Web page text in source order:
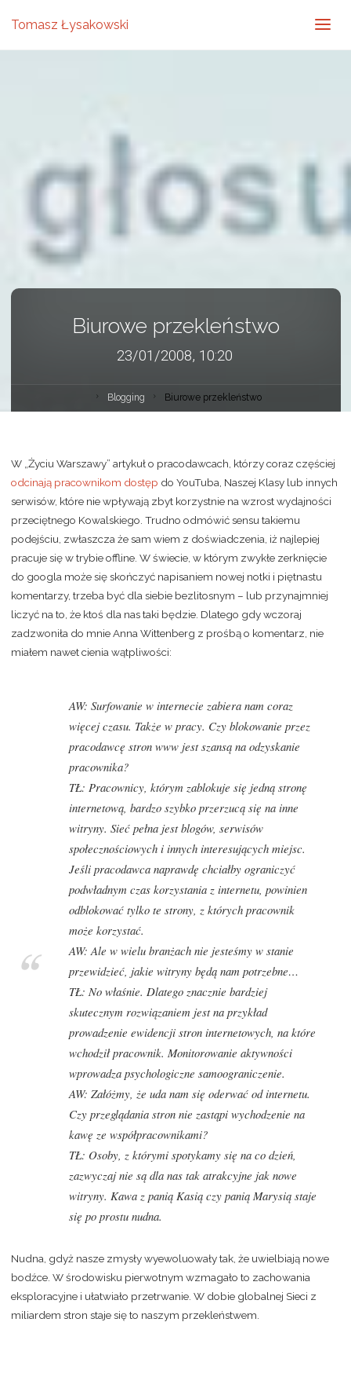
Tomasz Łysakowski
Biurowe przekleństwo
23/01/2008, 10:20
Blogging Biurowe przekleństwo
W „Życiu Warszawy” artykuł o pracodawcach, którzy coraz częściej
odcinają pracownikom dostęp do YouTuba, Naszej Klasy lub innych
serwisów, które nie wpływają zbyt korzystnie na wzrost wydajności
przeciętnego Kowalskiego. Trudno odmówić sensu takiemu
podejściu, zwłaszcza że sam wiem z doświadczenia, iż najlepiej
pracuje się w trybie offline. W świecie, w którym zwykłe zerknięcie
do googla może się skończyć napisaniem nowej notki i piętnastu
komentarzy, trzeba być dla siebie bezlitosnym – lub przynajmniej
liczyć na to, że ktoś dla nas taki będzie. Dlatego gdy wczoraj
zadzwoniła do mnie Anna Wittenberg z prośbą o komentarz, nie
miałem nawet cienia wątpliwości:
AW: Surfowanie w internecie zabiera nam coraz
więcej czasu. Także w pracy. Czy blokowanie przez
pracodawcę stron www jest szansą na odzyskanie
pracownika?
TŁ: Pracownicy, którym zablokuje się jedną stronę
internetową, bardzo szybko przerzucą się na inne
witryny. Sieć pełna jest blogów, serwisów
społecznościowych i innych interesujących miejsc.
Jeśli pracodawca naprawdę chciałby ograniczyć
podwładnym czas korzystania z internetu, powinien
odblokować tylko te strony, z których pracownik
może korzystać.
AW: Ale w wielu branżach nie jesteśmy w stanie
przewidzieć, jakie witryny będą nam potrzebne…
TŁ: No właśnie. Dlatego znacznie bardziej
skutecznym rozwiązaniem jest na przykład
prowadzenie ewidencji stron internetowych, na które
wchodził pracownik. Monitorowanie aktywności
wprowadza psychologiczne samoograniczenie.
AW: Załóżmy, że uda nam się oderwać od internetu.
Czy przeglądania stron nie zastąpi wychodzenie na
kawę ze współpracownikami?
TŁ: Osoby, z którymi spotykamy się na co dzień,
zazwyczaj nie są dla nas tak atrakcyjne jak nowe
witryny. Kawa z panią Kasią czy panią Marysią staje
się po prostu nudna.
Nudna, gdyż nasze zmysły wyewoluowały tak, że uwielbiają nowe
bodźce. W środowisku pierwotnym wzmagało to zachowania
eksploracyjne i ułatwiało przetrwanie. W dobie globalnej Sieci z
miliardem stron staje się to naszym przekleństwem.